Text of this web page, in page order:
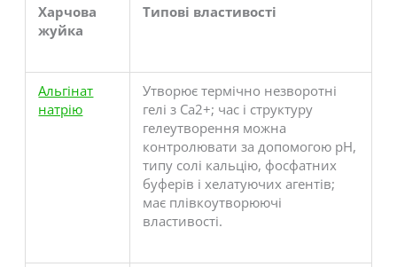
Харчова
жуйка
Типові властивості
Альгінат
натрію
Утворює термічно незворотні
гелі з Ca2+; час і структуру
гелеутворення можна
контролювати за допомогою рН,
типу солі кальцію, фосфатних
буферів і хелатуючих агентів;
має плівкоутворюючі
властивості.